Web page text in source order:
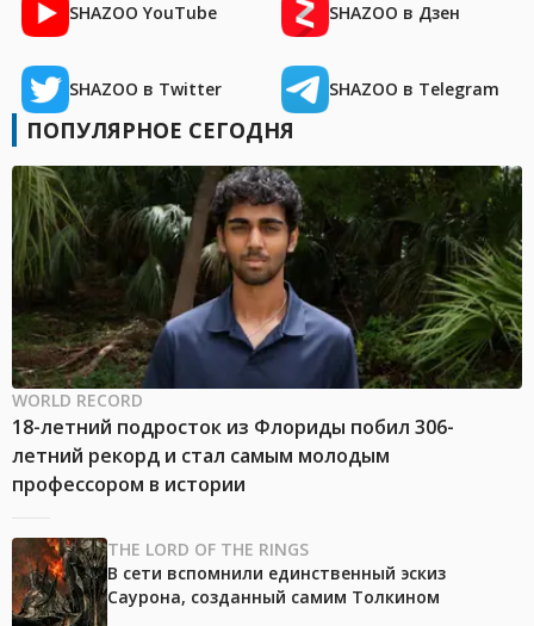
SHAZOO YouTube SHAZOO в Дзен
SHAZOO в Twitter SHAZOO в Telegram
ПОПУЛЯРНОЕ СЕГОДНЯ
WORLD RECORD
18-летний подросток из Флориды побил 306-
летний рекорд и стал самым молодым
профессором в истории
THE LORD OF THE RINGS
В сети вспомнили единственный эскиз
Саурона, созданный самим Толкином